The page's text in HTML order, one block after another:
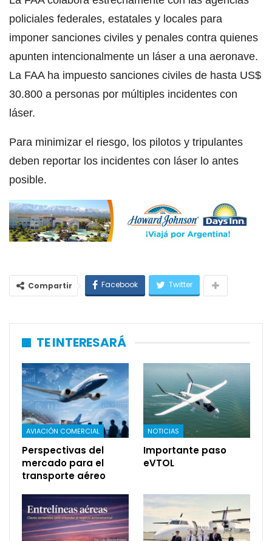
policiales federales, estatales y locales para
imponer sanciones civiles y penales contra quienes
apunten intencionalmente un láser a una aeronave.
La FAA ha impuesto sanciones civiles de hasta US$
30.800 a personas por múltiples incidentes con
láser.
Para minimizar el riesgo, los pilotos y tripulantes
deben reportar los incidentes con láser lo antes
posible.
Compartir Facebook Twitter
TE INTERESARÁ
AVIACIÓN COMERCIAL
Perspectivas del
mercado para el
transporte aéreo
NOTICIAS
Importante paso
eVTOL